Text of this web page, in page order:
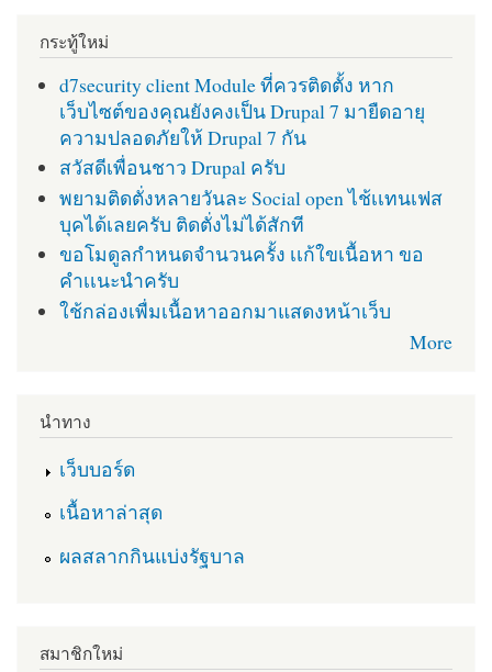
กระทู้ใหม่
d7security client Module ที่ควรติดตั้ง หาก
เว็บไซต์ของคุณยังคงเป็น Drupal 7 มายืดอายุ
ความปลอดภัยให้ Drupal 7 กัน
สวัสดีเพื่อนชาว Drupal ครับ
พยามติดตั่งหลายวันละ Social open ไช้เเทนเฟส
บุคได้เลยครับ ติดตั่งไม่ได้สักที
ขอโมดูลกำหนดจำนวนครั้ง เเก้ใขเนื้อหา ขอ
คำเเนะนำครับ
ใช้กล่องเพื่มเนื้อหาออกมาแสดงหน้าเว็บ
More
นำทาง
เว็บบอร์ด
เนื้อหาล่าสุด
ผลสลากกินแบ่งรัฐบาล
สมาชิกใหม่